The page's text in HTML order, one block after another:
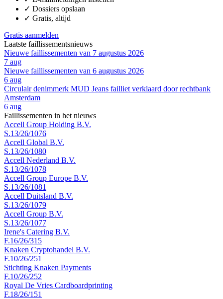
✓ Dossiers opslaan
✓ Gratis, altijd
Gratis aanmelden
Laatste faillissementsnieuws
Nieuwe faillissementen van 7 augustus 2026
7 aug
Nieuwe faillissementen van 6 augustus 2026
6 aug
Circulair denimmerk MUD Jeans failliet verklaard door rechtbank
Amsterdam
6 aug
Faillissementen in het nieuws
Accell Group Holding B.V.
S.13/26/1076
Accell Global B.V.
S.13/26/1080
Accell Nederland B.V.
S.13/26/1078
Accell Group Europe B.V.
S.13/26/1081
Accell Duitsland B.V.
S.13/26/1079
Accell Group B.V.
S.13/26/1077
Irene's Catering B.V.
F.16/26/315
Knaken Cryptohandel B.V.
F.10/26/251
Stichting Knaken Payments
F.10/26/252
Royal De Vries Cardboardprinting
F.18/26/151